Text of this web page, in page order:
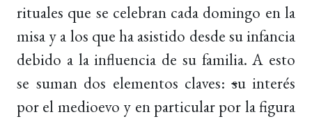
rituales que se celebran cada domingo en la
misa y a los que ha asistido desde su infancia
debido a la influencia de su familia. A esto
se suman dos elementos claves:su interés
por el medioevo y en particular por la figura